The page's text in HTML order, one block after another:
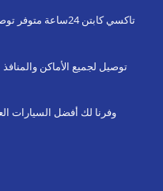
تاكسي كابتن
توصيل لجميع الأماكن
وفرنا لك أفضل السيارات